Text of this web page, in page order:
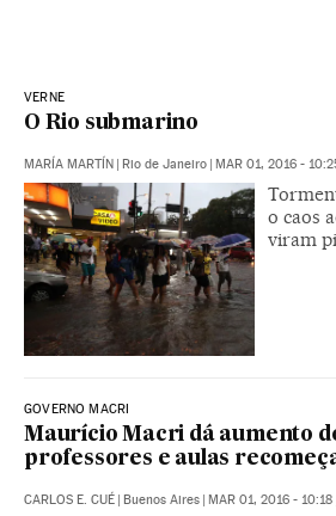
VERNE
O Rio submarino
MARÍA MARTÍN | Rio de Janeiro | MAR 01, 2016 -
o caos
viram
GOVERNO MACRI
Maurício Macri dá aumento
professores e aulas
CARLOS E. CUÉ | Buenos Aires | MAR 01, 2016 - 10:18